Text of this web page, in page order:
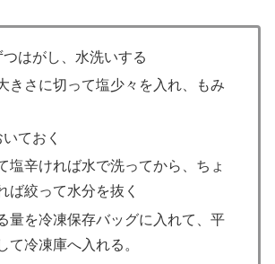
はがし、水洗いする
きさに切って塩少々を入れ、もみ
ておく
塩辛ければ水で洗ってから、ちょ
ば絞って水分を抜く
量を冷凍保存バッグに入れて、平
て冷凍庫へ入れる。